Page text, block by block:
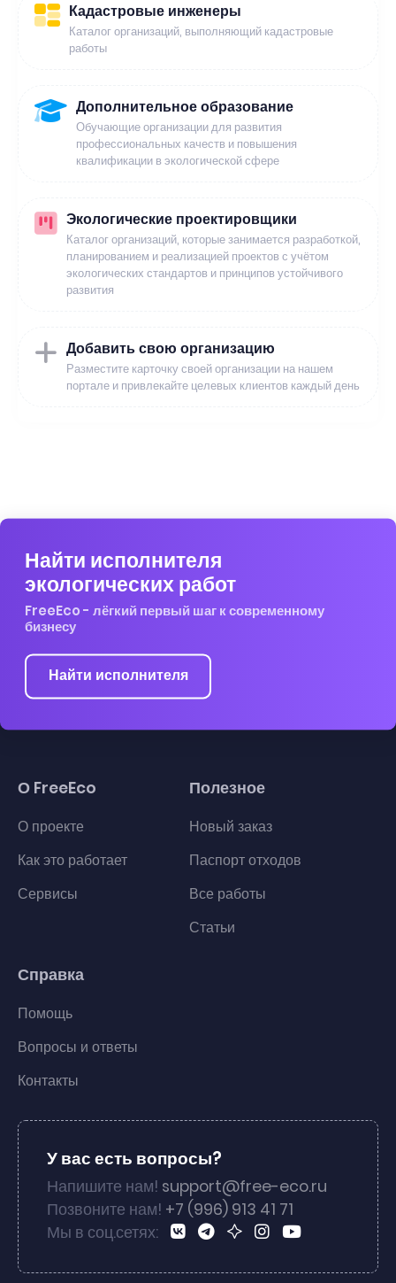
Кадастровые инженеры
Каталог организаций, выполняющий кадастровые
работы
Дополнительное образование
Обучающие организации для развития
профессиональных качеств и повышения
квалификации в экологической сфере
Экологические проектировщики
Каталог организаций, которые занимается разработкой,
планированием и реализацией проектов с учётом
экологических стандартов и принципов устойчивого
развития
Добавить свою организацию
Разместите карточку своей организации на нашем
портале и привлекайте целевых клиентов каждый день
Найти исполнителя
экологических работ
FreeEco - лёгкий первый шаг к современному
бизнесу
Найти исполнителя
О FreeEco
О проекте
Как это работает
Сервисы
Полезное
Новый заказ
Паспорт отходов
Все работы
Статьи
Справка
Помощь
Вопросы и ответы
Контакты
У вас есть вопросы?
Напишите нам! support@free-eco.ru
Позвоните нам! +7 (996) 913 41 71
Мы в соц.сетях: